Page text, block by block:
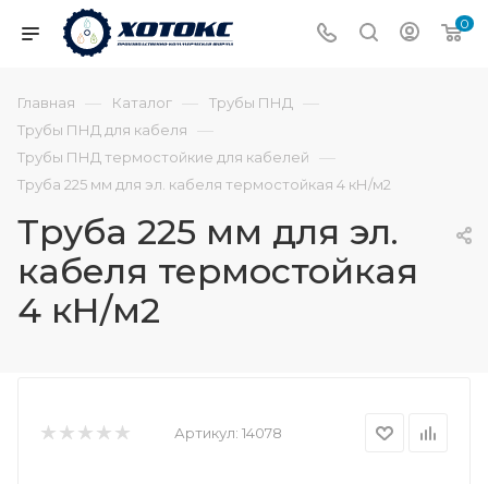
0
Главная — Каталог — Трубы ПНД —
Трубы ПНД для кабеля —
Трубы ПНД термостойкие для кабелей —
Труба 225 мм для эл. кабеля термостойкая 4 кН/м2
Труба 225 мм для эл.
кабеля термостойкая
4 кН/м2
Артикул: 14078